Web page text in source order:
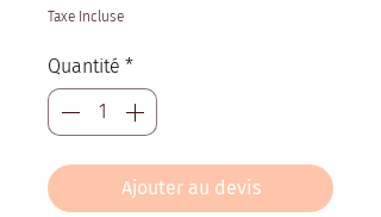
Taxe Incluse
Quantité *
Ajouter au devis